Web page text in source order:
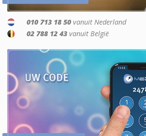
010 713 18 50 vanuit Nederland
02 788 12 43 vanuit België